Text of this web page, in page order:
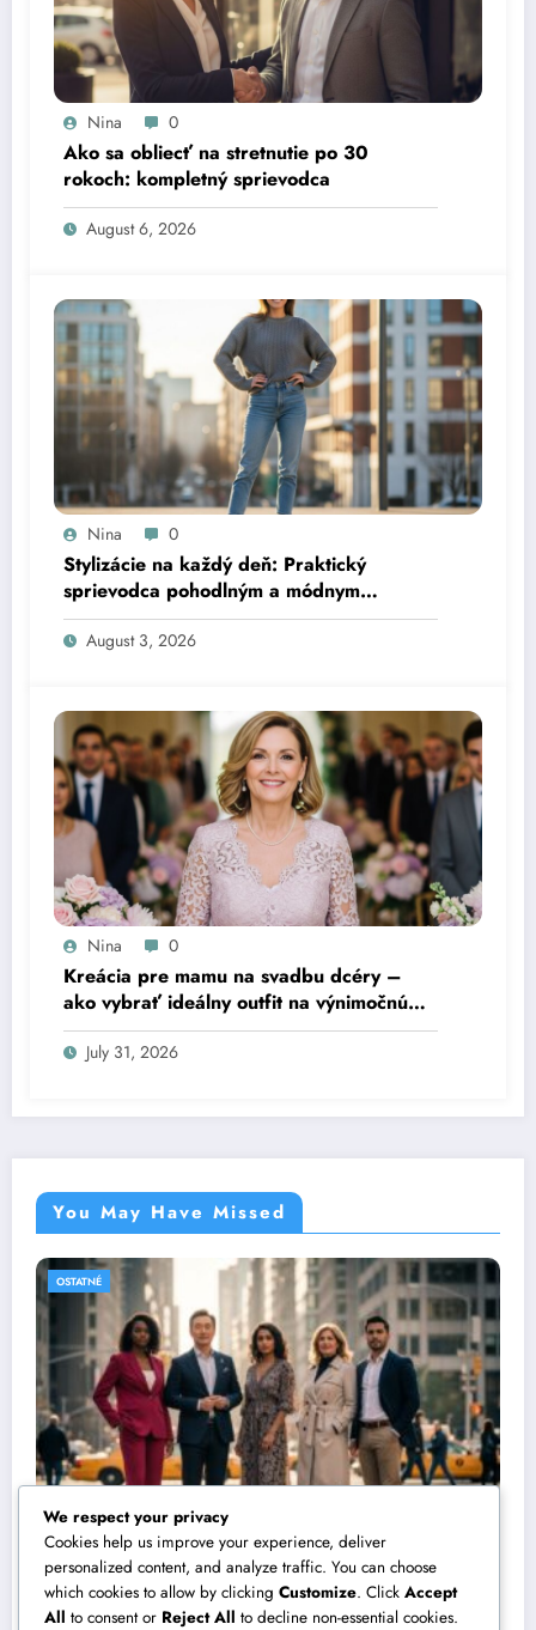
Nina 0
Ako sa obliecť na stretnutie po 30
rokoch: kompletný sprievodca
August 6, 2026
Nina 0
Stylizácie na každý deň: Praktický
sprievodca pohodlným a módnym
obliekaním
August 3, 2026
Nina 0
Kreácia pre mamu na svadbu dcéry –
ako vybrať ideálny outfit na výnimočnú
udalosť
July 31, 2026
You May Have Missed
OSTATNÉ
Ako sa hezky se obléct: Správny štýl pre
We respect your privacy
Cookies help us improve your experience, deliver
personalized content, and analyze traffic. You can choose
which cookies to allow by clicking Customize. Click Accept
All to consent or Reject All to decline non-essential cookies.